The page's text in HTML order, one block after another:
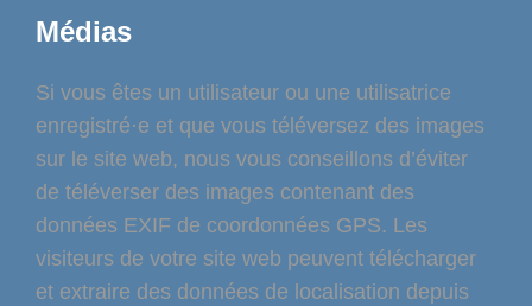
Médias
Si vous êtes un utilisateur ou une utilisatrice
enregistré·e et que vous téléversez des images
sur le site web, nous vous conseillons d’éviter
de téléverser des images contenant des
données EXIF de coordonnées GPS. Les
visiteurs de votre site web peuvent télécharger
et extraire des données de localisation depuis